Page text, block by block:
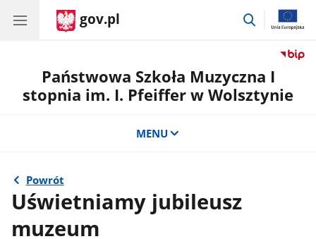
gov.pl
przejdź
Państwowa Szkoła Muzyczna I
stopnia im. I. Pfeiffer w Wolsztynie
MENU
Powrót
Uświetniamy jubileusz
muzeum